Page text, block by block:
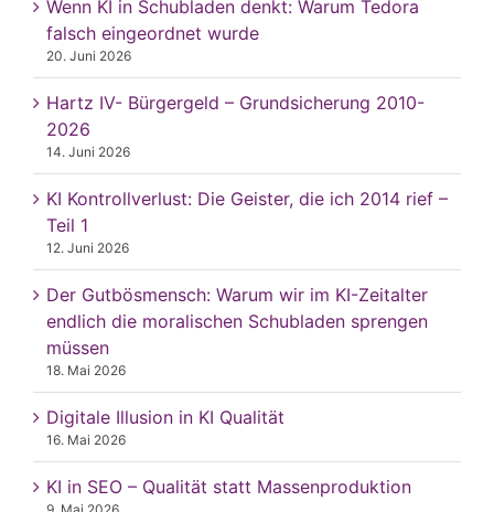
Wenn KI in Schubladen denkt: Warum Tedora
falsch eingeordnet wurde
20. Juni 2026
Hartz IV- Bürgergeld – Grundsicherung 2010-
2026
14. Juni 2026
KI Kontrollverlust: Die Geister, die ich 2014 rief –
Teil 1
12. Juni 2026
Der Gutbösmensch: Warum wir im KI-Zeitalter
endlich die moralischen Schubladen sprengen
müssen
18. Mai 2026
Digitale Illusion in KI Qualität
16. Mai 2026
KI in SEO – Qualität statt Massenproduktion
9. Mai 2026